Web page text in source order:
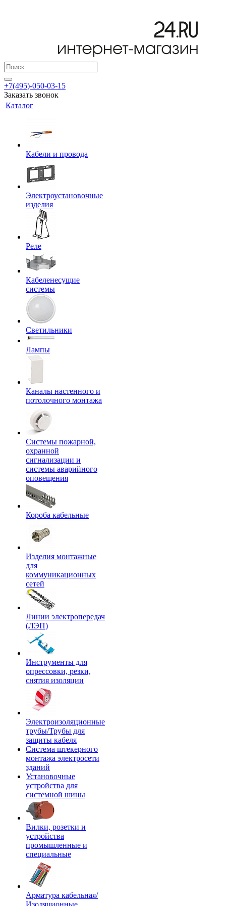
+7(495)-050-03-15
Заказать звонок
Каталог
Кабели и провода
Электроустановочные
изделия
Реле
Кабеленесущие
системы
Светильники
Лампы
Каналы настенного и
потолочного монтажа
Системы пожарной,
охранной
сигнализации и
системы аварийного
оповещения
Короба кабельные
Изделия монтажные
для
коммуникационных
сетей
Линии электропередач
(ЛЭП)
Инструменты для
опрессовки, резки,
снятия изоляции
Электроизоляционные
трубы/Трубы для
защиты кабеля
Система штекерного
монтажа электросети
зданий
Установочные
устройства для
системной шины
Вилки, розетки и
устройства
промышленные и
специальные
Арматура кабельная/
Изоляционные